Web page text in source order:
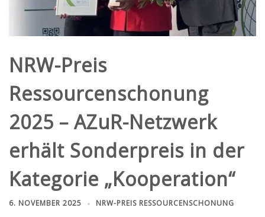
NRW-Preis
Ressourcenschonung
2025 – AZuR-Netzwerk
erhält Sonderpreis in der
Kategorie „Kooperation“
6. NOVEMBER 2025 NRW-PREIS RESSOURCENSCHONUNG